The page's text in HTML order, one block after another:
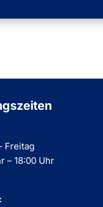
Freitag
– 18:00 Uhr